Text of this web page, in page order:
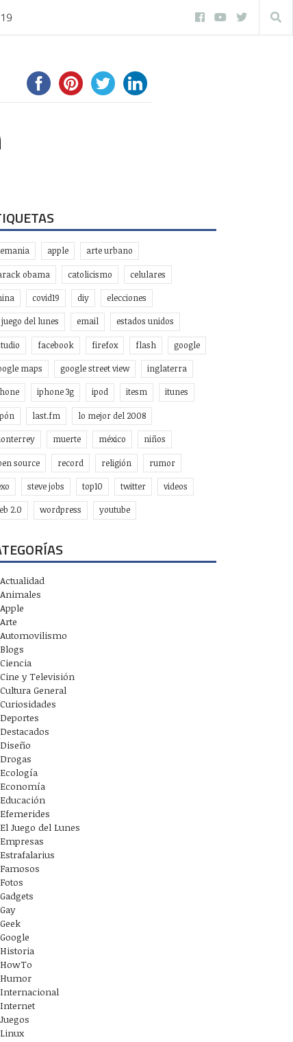
apple arte urbano
obama catolicismo celulares
covid19 diy elecciones
juego del lunes email estados unidos
facebook firefox flash google
maps google street view inglaterra
iphone 3g ipod itesm itunes
last.fm lo mejor del 2008
muerte méxico niños
source record religión rumor
steve jobs top10 twitter videos
2.0 wordpress youtube
Actualidad
Animales
Apple
Arte
Automovilismo
Blogs
Ciencia
Cine y Televisión
Cultura General
Curiosidades
Deportes
Destacados
Diseño
Drogas
Ecología
Economía
Educación
Efemerides
El Juego del Lunes
Empresas
Estrafalarius
Famosos
Fotos
Gadgets
Gay
Geek
Google
Historia
HowTo
Humor
Internacional
Internet
Juegos
Linux